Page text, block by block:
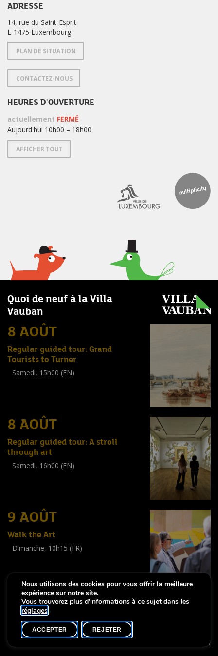
ADRESSE
14, rue du Saint-Esprit
L-1475 Luxembourg
PLAN DE SITUATION
CONTACTEZ-NOUS
HEURES D'OUVERTURE
actuellement FERMÉ
Aujourd'hui 10h00 – 18h00
AFFICHER TOUT
Quoi de neuf à la Villa
Vauban
8 AOÛT
Regular guided tour: Grand
Tourists to Turner
Samedi, 15h00 (EN)
8 AOÛT
Regular guided tour: A stroll
through art
Samedi, 16h00 (EN)
9 AOÛT
Walk the Art
Dimanche, 10h15 (FR)
Notice légale-
Copyright © 2026, Lëtzebuerg City Museum. Tous droits réservés
made by Apart
Nous utilisons des cookies pour vous offrir la meilleure
expérience sur notre site.
Vous trouverez plus d'informations à ce sujet dans les
réglages.
ACCEPTER REJETER